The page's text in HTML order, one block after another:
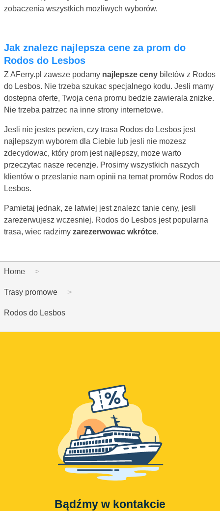
zobaczenia wszystkich mozliwych wyborów.
Jak znalezc najlepsza cene za prom do
Rodos do Lesbos
Z AFerry.pl zawsze podamy najlepsze ceny biletów z Rodos
do Lesbos. Nie trzeba szukac specjalnego kodu. Jesli mamy
dostepna oferte, Twoja cena promu bedzie zawierala znizke.
Nie trzeba patrzec na inne strony internetowe.
Jesli nie jestes pewien, czy trasa Rodos do Lesbos jest
najlepszym wyborem dla Ciebie lub jesli nie mozesz
zdecydowac, który prom jest najlepszy, moze warto
przeczytac nasze recenzje. Prosimy wszystkich naszych
klientów o przeslanie nam opinii na temat promów Rodos do
Lesbos.
Pamietaj jednak, ze latwiej jest znalezc tanie ceny, jesli
zarezerwujesz wczesniej. Rodos do Lesbos jest popularna
trasa, wiec radzimy zarezerwowac wkrótce.
Home
Trasy promowe
Rodos do Lesbos
Bądźmy w kontakcie